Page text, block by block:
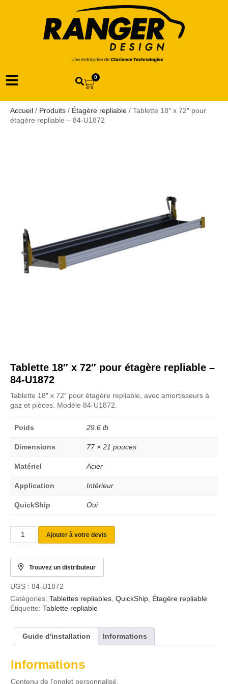
0
Accueil / Produits / Étagère repliable / Tablette 18″ x 72″ pour
étagère repliable – 84-U1872
Tablette 18″ x 72″ pour étagère repliable –
84-U1872
Tablette 18″ x 72″ pour étagère repliable, avec amortisseurs à
gaz et pièces. Modèle 84-U1872.
Poids 29.6 lb
Dimensions 77 × 21 pouces
Matériel Acier
Application Intérieur
QuickShip Oui
Ajouter à votre devis
Trouvez un distributeur
UGS : 84-U1872
Catégories: Tablettes repliables, QuickShip, Étagère repliable
Étiquette: Tablette repliable
Guide d'installation Informations
Informations
Contenu de l'onglet personnalisé.